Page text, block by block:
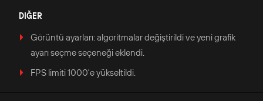
DIĞER
Görüntü ayarları: algoritmalar değiştirildi ve yeni grafik
ayarı seçme seçeneği eklendi.
FPS limiti 1000'e yükseltildi.